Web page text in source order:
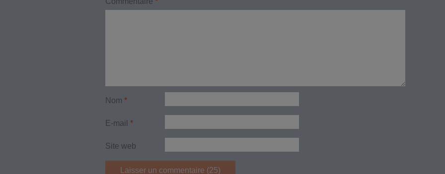
Nom *
E-mail *
Site web